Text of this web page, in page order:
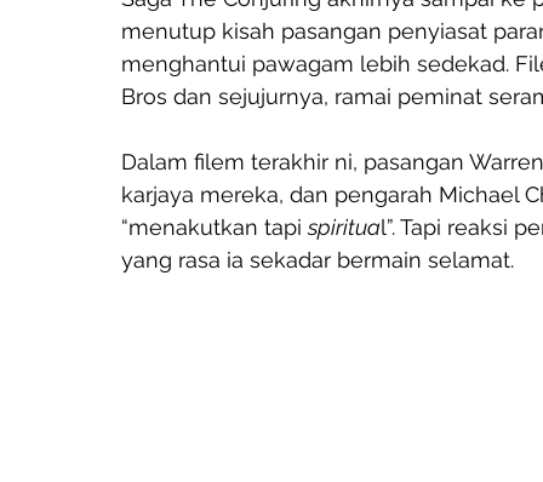
menutup kisah pasangan penyiasat
menghantui pawagam lebih sedekad.
Bros dan sejujurnya, ramai peminat
Dalam filem terakhir ni, pasangan
karjaya mereka, dan pengarah Michael
“menakutkan tapi spiritual”. Tapi reaksi
yang rasa ia sekadar bermain selamat.